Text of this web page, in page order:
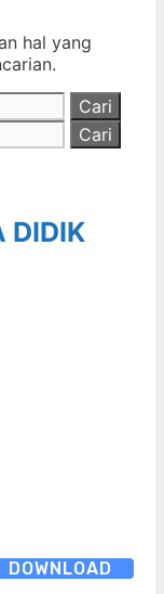
hal yang
DIDIK
DOWNLOAD